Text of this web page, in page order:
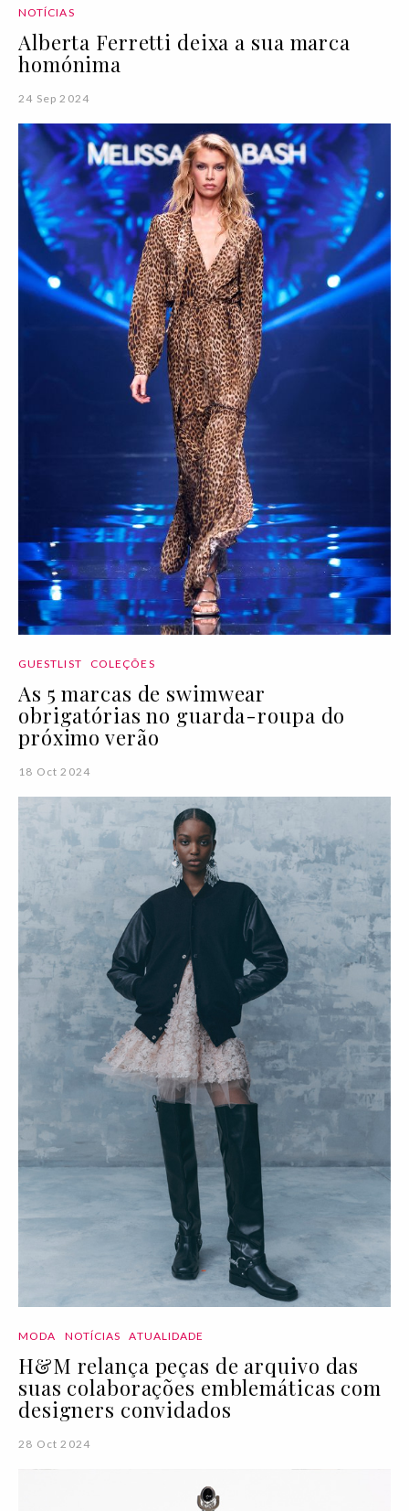
NOTÍCIAS
Alberta Ferretti deixa a sua marca
homónima
24 Sep 2024
GUESTLIST COLEÇÕES
As 5 marcas de swimwear
obrigatórias no guarda-roupa do
próximo verão
18 Oct 2024
MODA NOTÍCIAS ATUALIDADE
H&M relança peças de arquivo das
suas colaborações emblemáticas com
designers convidados
28 Oct 2024